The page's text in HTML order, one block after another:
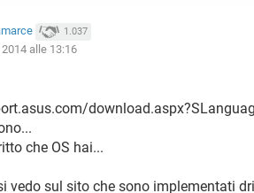
1.037
alle 13:16
che OS hai...
vedo sul sito che sono implementati